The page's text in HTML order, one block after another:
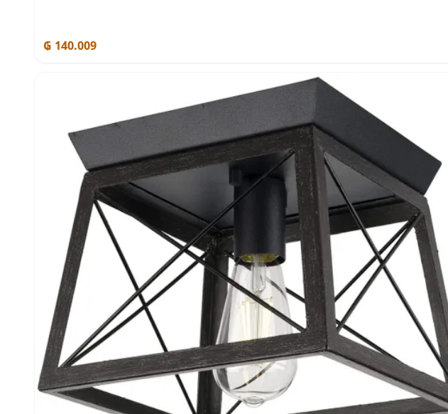
₲ 140.009